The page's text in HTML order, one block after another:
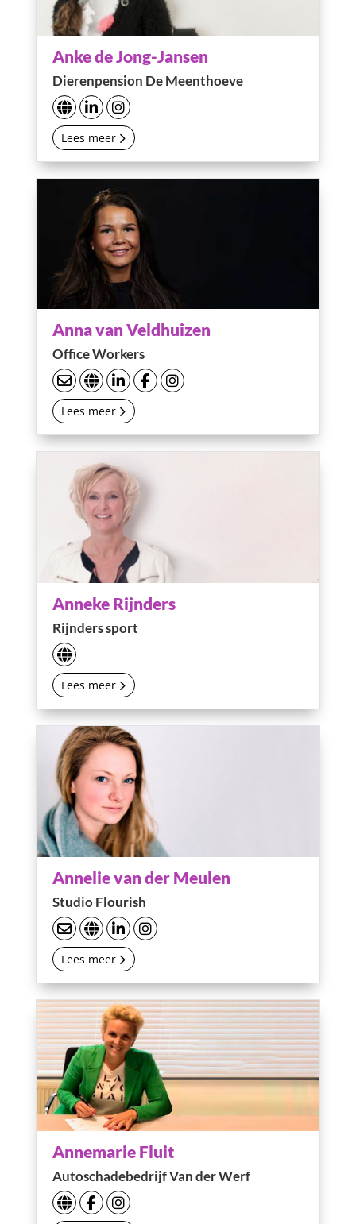
Anke de Jong-Jansen
Dierenpension De Meenthoeve
Lees meer
Anna van Veldhuizen
Office Workers
Lees meer
Anneke Rijnders
Rijnders sport
Lees meer
Annelie van der Meulen
Studio Flourish
Lees meer
Annemarie Fluit
Autoschadebedrijf Van der Werf